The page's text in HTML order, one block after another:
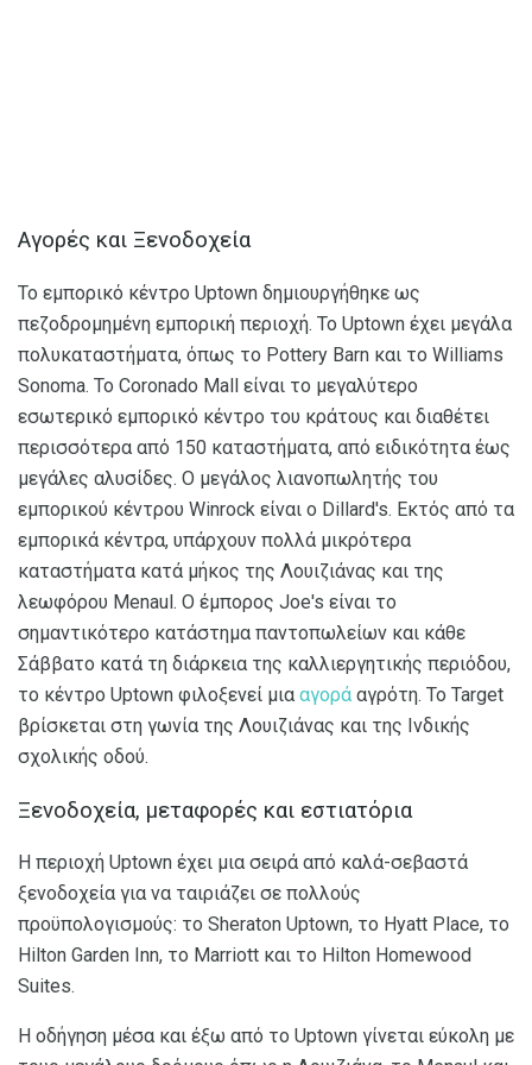
Αγορές και Ξενοδοχεία
Το εμπορικό κέντρο Uptown δημιουργήθηκε ως
πεζοδρομημένη εμπορική περιοχή. Το Uptown έχει μεγάλα
πολυκαταστήματα, όπως το Pottery Barn και το Williams
Sonoma. Το Coronado Mall είναι το μεγαλύτερο
εσωτερικό εμπορικό κέντρο του κράτους και διαθέτει
περισσότερα από 150 καταστήματα, από ειδικότητα έως
μεγάλες αλυσίδες. Ο μεγάλος λιανοπωλητής του
εμπορικού κέντρου Winrock είναι ο Dillard's. Εκτός από τα
εμπορικά κέντρα, υπάρχουν πολλά μικρότερα
καταστήματα κατά μήκος της Λουιζιάνας και της
λεωφόρου Menaul. Ο έμπορος Joe's είναι το
σημαντικότερο κατάστημα παντοπωλείων και κάθε
Σάββατο κατά τη διάρκεια της καλλιεργητικής περιόδου,
το κέντρο Uptown φιλοξενεί μια αγορά αγρότη. Το Target
βρίσκεται στη γωνία της Λουιζιάνας και της Ινδικής
σχολικής οδού.
Ξενοδοχεία, μεταφορές και εστιατόρια
Η περιοχή Uptown έχει μια σειρά από καλά-σεβαστά
ξενοδοχεία για να ταιριάζει σε πολλούς
προϋπολογισμούς: το Sheraton Uptown, το Hyatt Place, το
Hilton Garden Inn, το Marriott και το Hilton Homewood
Suites.
Η οδήγηση μέσα και έξω από το Uptown γίνεται εύκολη με